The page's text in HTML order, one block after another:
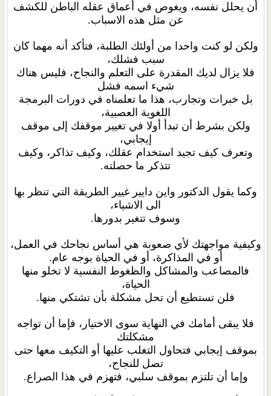
أن يحلل نفسه، ويغوص في أعماق عقله الباطن للكشف
عن مثل هذه الاسباب.
ولكن لو كنت واحدا من أولئك الطلبة، فتأكد أنه مهما كان
سبب فشلك،
فلا يزال لديك المقدرة على التعلم والنجاح، فليس هناك
شيء اسمه فشل
بل خبرات وتجارب، هذا ما تعلمناه في دورات البرمجة
اللغوية العصبية،
ولكن بشرط أن تبدأ أولا في تغيير موقفك إلى موقف
إيجابي،
وتعرف كيف تجيد استخدام عقلك، وكيف تذاكر، وكيف
تتذكر ما حصلته.
وكما يقول الدكتور واين دايير غيير الطريقة التي تنظر بها
الى الاشياء،
وسوف تتغير بدورها.
وكيفية مواجهتك لأي صعوبة هي أساس نجاحك في العمل،
أو في المذاكرة، أو في الحياة بوجه عام.
فالمصاعب والمشاكل والظغوط النفسية لا تخلو منها
الحياة،
فلن تستطيع أن تحل مشكلة بأن تشتكي منها.
فلا يبقى أمامك في النهاية سوى الاختيار، فإما أن تواجه
مشكلتك
بموقف إيجابي فتحاول التغلب عليها أو التكيف معها حتى
تصل للنجاح،
وإما أن تلتزم بموقف سلبي، فتهزم في هذا الصراع.